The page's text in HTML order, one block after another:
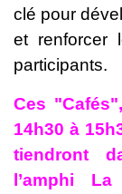
clé pour
et renforcer
participants.
Ces
14h30 à
tiendront
l’amphi